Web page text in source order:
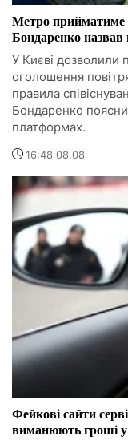
Метро прийматиме
Бондаренко
У Києві дозволили
оголошення
правила
Бондаренко
платформах.
16:48 08.08
Фейкові сайти
виманюють гроші у